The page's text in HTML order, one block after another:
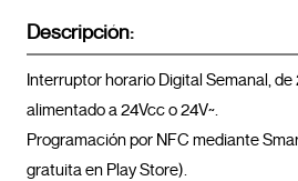
Descripción:
Interruptor horario Digital Semanal, de
alimentado a 24Vcc o 24V~.
Programación por NFC mediante
gratuita en Play Store).